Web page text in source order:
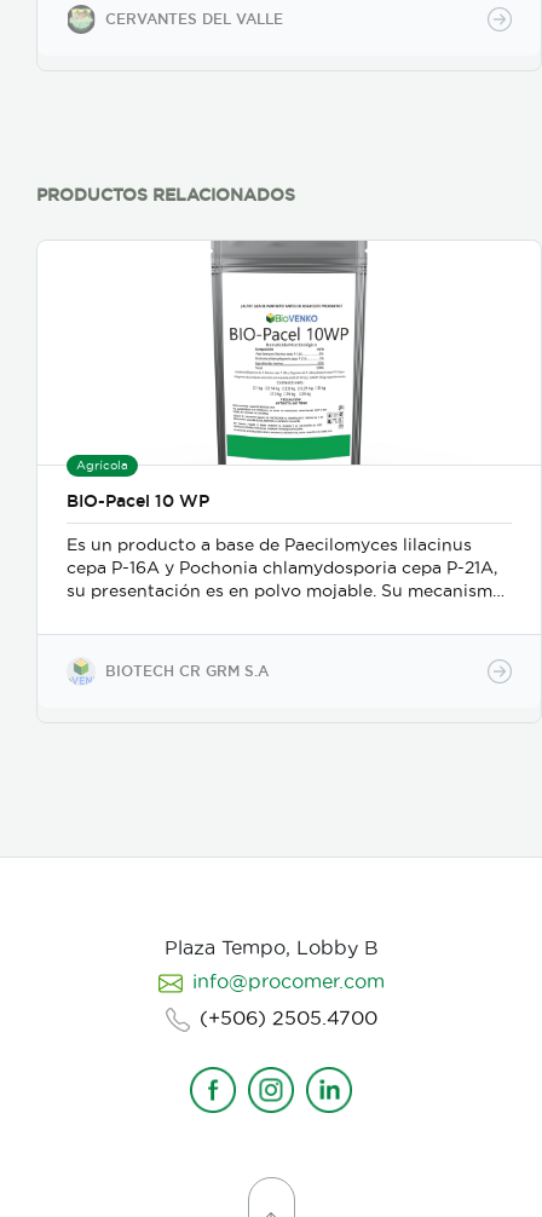
CERVANTES DEL VALLE
PRODUCTOS RELACIONADOS
Agrícola
BIO-Pacel 10 WP
Es un producto a base de Paecilomyces lilacinus
cepa P-16A y Pochonia chlamydosporia cepa P-21A,
su presentación es en polvo mojable. Su mecanismo
contacto, se adhiere a las masas de huevos, forma
apresorios con hifas que ingresan a través de los
poros de la vitelina, posteriormente prolifera en los
BIOTECH CR GRM S.A
Plaza Tempo, Lobby B
info@procomer.com
(+506) 2505.4700